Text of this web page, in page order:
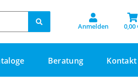
Anmelden 0,00
Beratung Kontakt